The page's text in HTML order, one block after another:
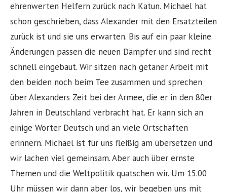
ehrenwerten Helfern zurück nach Katun. Michael hat
schon geschrieben, dass Alexander mit den Ersatzteilen
zurück ist und sie uns erwarten. Bis auf ein paar kleine
Änderungen passen die neuen Dämpfer und sind recht
schnell eingebaut. Wir sitzen nach getaner Arbeit mit
den beiden noch beim Tee zusammen und sprechen
über Alexanders Zeit bei der Armee, die er in den 80er
Jahren in Deutschland verbracht hat. Er kann sich an
einige Wörter Deutsch und an viele Ortschaften
erinnern. Michael ist für uns fleißig am übersetzen und
wir lachen viel gemeinsam. Aber auch über ernste
Themen und die Weltpolitik quatschen wir. Um 15.00
Uhr müssen wir dann aber los, wir begeben uns mit